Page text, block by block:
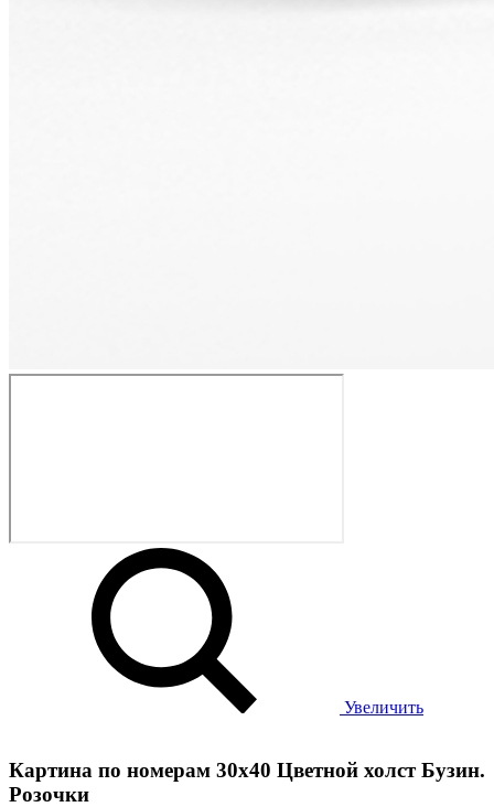
Увеличить
Картина по номерам 30х40 Цветной холст Бузин.
Розочки